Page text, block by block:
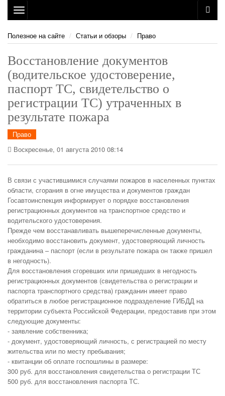
Toggle
navigation
Полезное на сайте
Статьи и обзоры Право
Восстановление документов
(водительское удостоверение,
паспорт ТС, свидетельство о
регистрации ТС) утраченных в
результате пожара
Право
Воскресенье, 01 августа 2010 08:14
В связи с участившимися случаями пожаров в населенных пунктах
области, сгорания в огне имущества и документов граждан
Госавтоинспекция информирует о порядке восстановления
регистрационных документов на транспортное средство и
водительского удостоверения.
Прежде чем восстанавливать вышеперечисленные документы,
необходимо восстановить документ, удостоверяющий личность
гражданина – паспорт (если в результате пожара он также пришел
в негодность).
Для восстановления сгоревших или пришедших в негодность
регистрационных документов (свидетельства о регистрации и
паспорта транспортного средства) гражданин имеет право
обратиться в любое регистрационное подразделение ГИБДД на
территории субъекта Российской Федерации, предоставив при этом
следующие документы:
- заявление собственника;
- документ, удостоверяющий личность, с регистрацией по месту
жительства или по месту пребывания;
- квитанции об оплате госпошлины в размере:
300 руб. для восстановления свидетельства о регистрации ТС
500 руб. для восстановления паспорта ТС.